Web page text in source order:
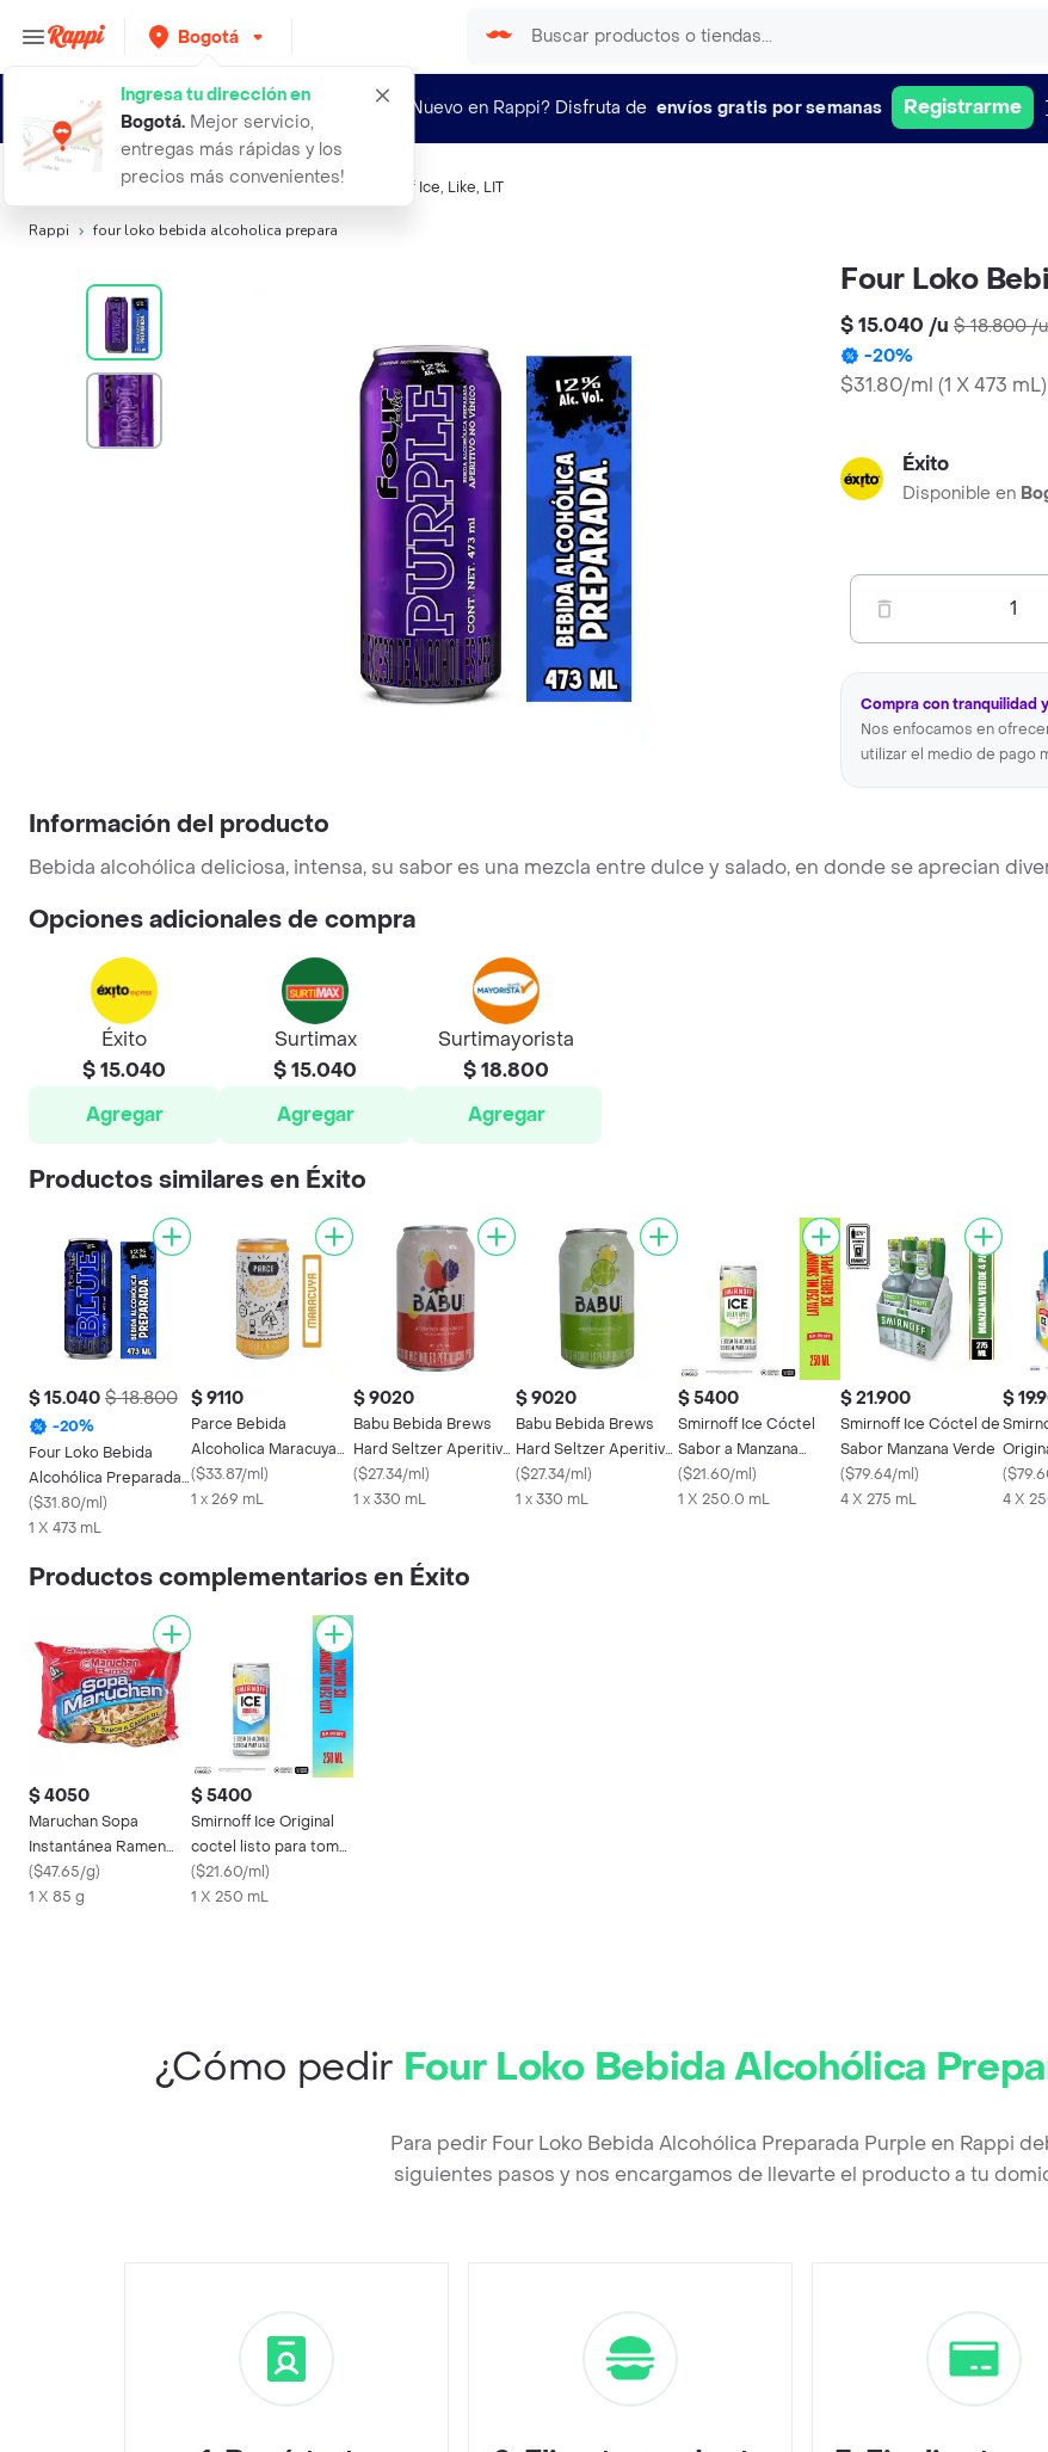
Bogotá
Ingresa tu dirección en
Bogotá. Mejor servicio,
entregas más rápidas y los
precios más convenientes!
¿Nuevo en Rappi? Disfruta de envíos gratis por semanas Registrarme
Búsquedas relacionadas:Coolers,Four Loko Smirnoff Ice, Like, LIT
Rappi four loko bebida alcoholica prepara
Four Loko
$ 15.040 /u $ 18.800/u
-20%
$31.80/ml (1 X 473 mL)
Éxito
Disponible en
1
Compra con tranquilidad
Nos enfocamos en
utilizar el medio de pago
Información del producto
Bebida alcohólica deliciosa, intensa, su sabor es una mezcla entre dulce y salado, en donde se aprecian
Opciones adicionales de compra
Éxito
$ 15.040
Agregar
Surtimax
$ 15.040
Agregar
Surtimayorista
$ 18.800
Agregar
Productos similares en Éxito
$ 15.040 $ 18.800
-20%
Four Loko Bebida
Alcohólica Preparada
Azul
($31.80/ml)
1 X 473 mL
$ 9110
Parce Bebida
Alcoholica Maracuya
Hard Seltzer
($33.87/ml)
1 x 269 mL
$ 9020
Babu Bebida Brews
Hard Seltzer Aperitivo
no Vinico
($27.34/ml)
1 x 330 mL
$ 9020
Babu Bebida Brews
Hard Seltzer Aperitivo
no Vinico Limón
($27.34/ml)
1 x 330 mL
$ 5400
Smirnoff Ice Cóctel
Sabor a Manzana
Verde
($21.60/ml)
1 X 250.0 mL
$ 21.900
Smirnoff Ice Cóctel de
Sabor Manzana Verde
($79.64/ml)
4 X 275 mL
$
(
4 X
Productos complementarios en Éxito
$ 4050
Maruchan Sopa
Instantánea Ramen
Sabor Carne de Res
($47.65/g)
1 X 85 g
$ 5400
Smirnoff Ice Original
coctel listo para tomar
lata 250 ml
($21.60/ml)
1 X 250 mL
¿Cómo pedir Four Loko Bebida Alcohólica
Para pedir Four Loko Bebida Alcohólica Preparada Purple en Rappi
siguientes pasos y nos encargamos de llevarte el producto a tu